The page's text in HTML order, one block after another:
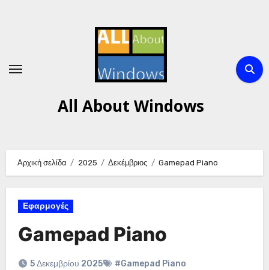
All About Windows
Αρχική σελίδα 2025 Δεκέμβριος Gamepad Piano
Εφαρμογές
Gamepad Piano
5 Δεκεμβρίου 2025 #Gamepad Piano